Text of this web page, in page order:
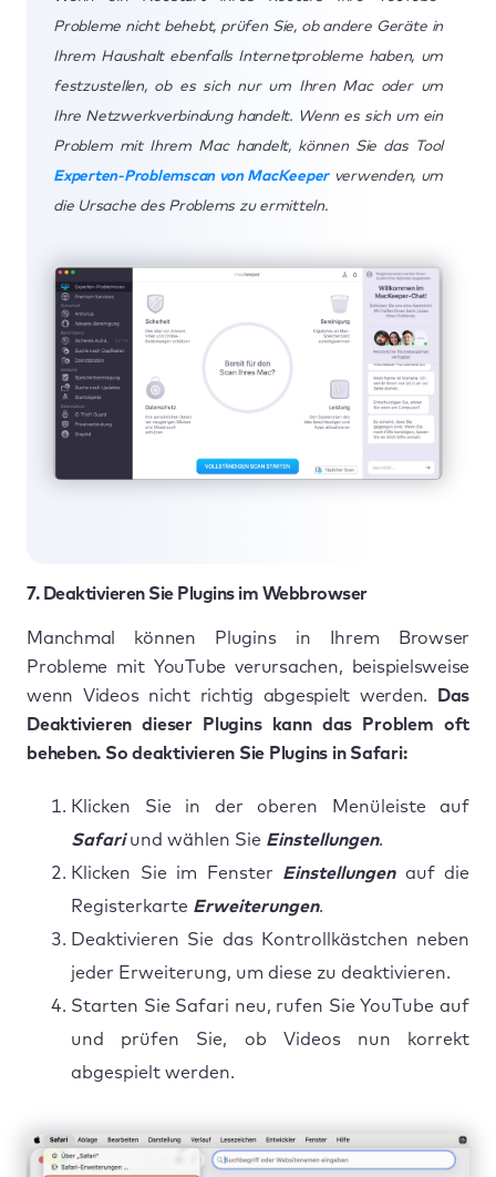
Probleme nicht behebt, prüfen Sie, ob andere Geräte in
Ihrem Haushalt ebenfalls Internetprobleme haben, um
festzustellen, ob es sich nur um Ihren Mac oder um
Ihre Netzwerkverbindung handelt. Wenn es sich um ein
Problem mit Ihrem Mac handelt, können Sie das Tool
Experten-Problemscan von MacKeeperverwenden, um
die Ursache des Problems zu ermitteln.
7. Deaktivieren Sie Plugins im Webbrowser
Manchmal können Plugins in Ihrem Browser
Probleme mit YouTube verursachen, beispielsweise
wenn Videos nicht richtig abgespielt werden.
Das
Deaktivieren dieser Plugins kann das Problem oft
beheben. So deaktivieren Sie Plugins in Safari:
Klicken Sie in der oberen Menüleiste auf
Safariund wählen Sie Einstellungen.
Klicken Sie im Fenster Einstellungen auf die
Registerkarte Erweiterungen.
Deaktivieren Sie das Kontrollkästchen neben
jeder Erweiterung, um diese zu deaktivieren.
Starten Sie Safari neu, rufen Sie YouTube auf
und prüfen Sie, ob Videos nun korrekt
abgespielt werden.